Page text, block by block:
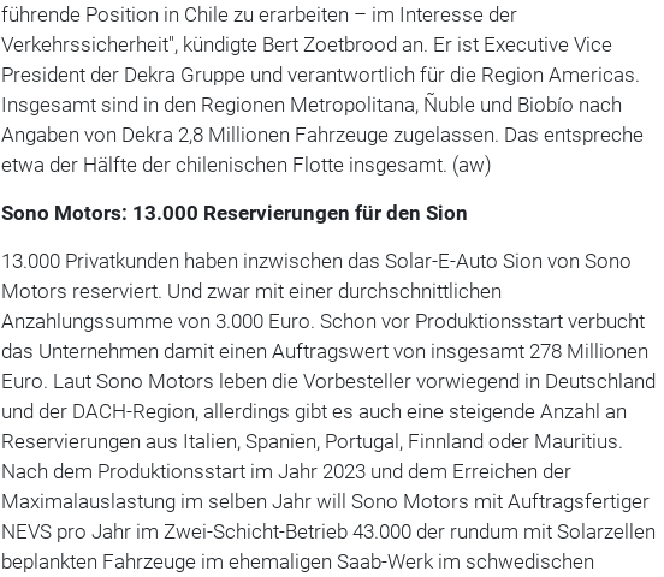
führende Position in Chile zu erarbeiten – im Interesse der
Verkehrssicherheit", kündigte Bert Zoetbrood an. Er ist Executive Vice
President der Dekra Gruppe und verantwortlich für die Region Americas.
Insgesamt sind in den Regionen Metropolitana, Ñuble und Biobío nach
Angaben von Dekra 2,8 Millionen Fahrzeuge zugelassen. Das entspreche
etwa der Hälfte der chilenischen Flotte insgesamt. (aw)
Sono Motors: 13.000 Reservierungen für den Sion
13.000 Privatkunden haben inzwischen das Solar-E-Auto Sion von Sono
Motors reserviert. Und zwar mit einer durchschnittlichen
Anzahlungssumme von 3.000 Euro. Schon vor Produktionsstart verbucht
das Unternehmen damit einen Auftragswert von insgesamt 278 Millionen
Euro. Laut Sono Motors leben die Vorbesteller vorwiegend in Deutschland
und der DACH-Region, allerdings gibt es auch eine steigende Anzahl an
Reservierungen aus Italien, Spanien, Portugal, Finnland oder Mauritius.
Nach dem Produktionsstart im Jahr 2023 und dem Erreichen der
Maximalauslastung im selben Jahr will Sono Motors mit Auftragsfertiger
NEVS pro Jahr im Zwei-Schicht-Betrieb 43.000 der rundum mit Solarzellen
beplankten Fahrzeuge im ehemaligen Saab-Werk im schwedischen